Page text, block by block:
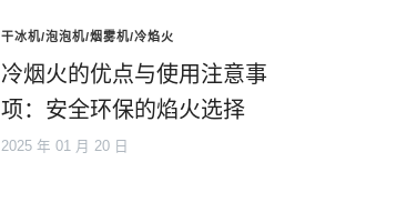
干冰机/泡泡机/烟雾机/冷焰火
冷烟火的优点与使用注意事
项：安全环保的焰火选择
2025 年 01 月 20 日